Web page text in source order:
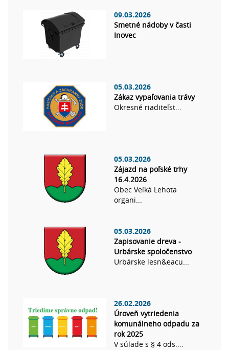
09.03.2026
Smetné nádoby v časti
Inovec
05.03.2026
Zákaz vypaľovania trávy
Okresné riaditeľst...
05.03.2026
Zájazd na poľské trhy
16.4.2026
Obec Veľká Lehota
organi...
05.03.2026
Zapisovanie dreva -
Urbárske spoločenstvo
Urbárske lesn&eacu...
26.02.2026
Úroveň vytriedenia
komunálneho odpadu za
rok 2025
V súlade s § 4 ods....